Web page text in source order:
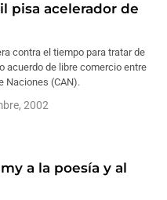
pisa acelerador de
contra el tiempo para tratar de
acuerdo de libre comercio entre
Naciones (CAN).
2002
a la poesía y al